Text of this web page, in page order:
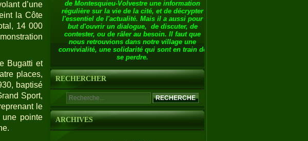
d’une
la Côte
14 000
Bugatti et
places,
baptisé
Sport,
le
pointe
de Montesquieu-Volvestre une information
régulière sur la vie de la cité, et de décrypter
l'essentiel de l'actualité. Mais il a aussi pour
but d'ouvrir un dialogue, de discuter, de
contester, ou de râler au besoin. Il faut que
nous retrouvions dans notre village une
convivialité, une solidarité qui sont en train de
se perdre.
RECHERCHER
ARCHIVES